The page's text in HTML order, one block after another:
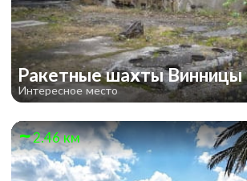
Ракетные шахты Винницы
Интересное место
2.46 км